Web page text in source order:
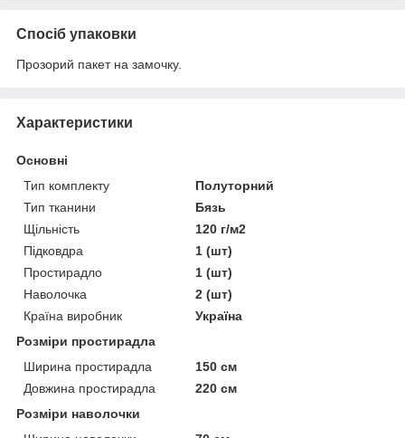
Спосіб упаковки
Прозорий пакет на замочку.
Характеристики
Основні
Тип комплекту
Полуторний
Тип тканини
Бязь
Щільність
120 г/м2
Підковдра
1 (шт)
Простирадло
1 (шт)
Наволочка
2 (шт)
Країна виробник
Україна
Розміри простирадла
Ширина простирадла
150 см
Довжина простирадла
220 см
Розміри наволочки